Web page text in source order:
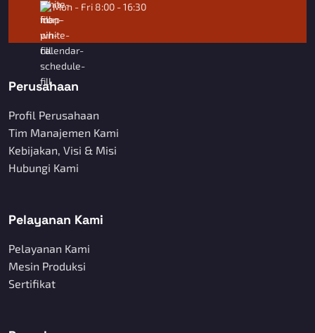
Mon - Fri 8:00 - 16:30
Perusahaan
Profil Perusahaan
Tim Manajemen Kami
Kebijakan, Visi & Misi
Hubungi Kami
Pelayanan Kami
Pelayanan Kami
Mesin Produksi
Sertifikat